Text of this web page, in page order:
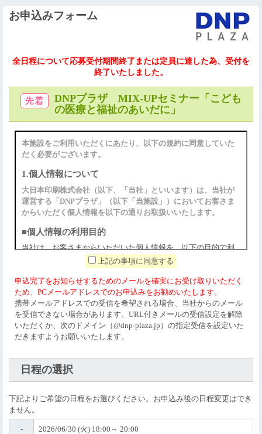
お申込みフォーム
全日程について応募受付期間終了または定員に達した為、受付を
終了いたしました。
DNPプラザ MIX-UPセミナー「こども
の医療と福祉のあいだに」
本施設をご利用いただくにあたり、以下の規約に同意していた
だく必要がございます。
1.個人情報について
大日本印刷株式会社（以下、「当社」といいます）は、当社が
運営する「DNPプラザ」（以下「当施設」）においてお客さま
からいただく個人情報を以下の通りお取扱いいたします。
■個人情報の利用目的
当社は、お客さまからいただいた個人情報を、以下の目的で利
当ウェブサイト、当施設へのお問い合わせおよび当施設のイ
ベントやワークショップ等においていただく個人情報
お客さまからのご質問、お問い合わせへの対応
当施設のイベントやワークショップ等にご参加されるお
客さまのお申込み受付および出欠席確認
当施設および当施設にて行われたイベントやワークショ
ップ等の広報の目的で、当ウェブサイトよりお申込みの
画像を当社およびDNPグループ（DNPグループ会社一覧
はこちら
イト、広報誌、カタログ、パンフレット等）に掲載し、
※すべてのお客さまが掲載されるものではありません。
当施設の天井カメラから撮影するお客さまの画像
撮影画像分析による展示の企画や表示物の設置等、当施
上記の事項に同意する
申込完了をお知らせするためのメールを確実にお受け取りいただく
ため、PCメールアドレスでのお申込みをお勧めいたします。
携帯メールアドレスでの受信を希望される場合、当社からのメール
を受信できない場合があります。URL付きメールの受信設定を解除
いただくか、次のドメイン（@dnp-plaza.jp）の指定受信を設定いた
だきますようお願いいたします。
日程の選択
下記よりご希望の日程をお選びください。お申込み後の日程変更はでき
ません。
- 2026/06/30 (火) 18:00～ 20:00